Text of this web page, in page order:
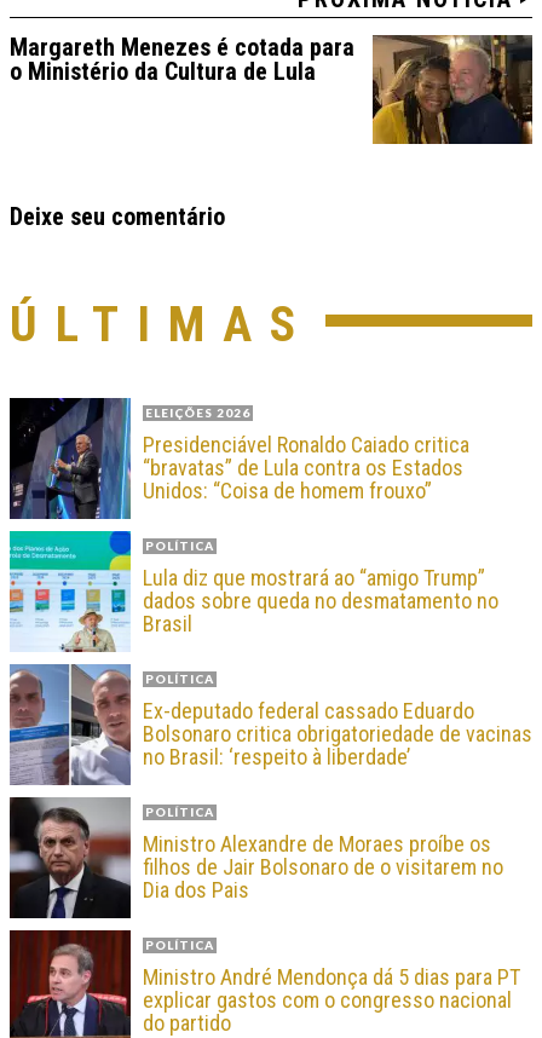
Margareth Menezes é cotada para
o Ministério da Cultura de Lula
Deixe seu comentário
ÚLTIMAS
ELEIÇÕES 2026
Presidenciável Ronaldo Caiado critica
“bravatas” de Lula contra os Estados
Unidos: “Coisa de homem frouxo”
POLÍTICA
Lula diz que mostrará ao “amigo Trump”
dados sobre queda no desmatamento no
Brasil
POLÍTICA
Ex-deputado federal cassado Eduardo
Bolsonaro critica obrigatoriedade de vacinas
no Brasil: ‘respeito à liberdade’
POLÍTICA
Ministro Alexandre de Moraes proíbe os
filhos de Jair Bolsonaro de o visitarem no
Dia dos Pais
POLÍTICA
Ministro André Mendonça dá 5 dias para PT
explicar gastos com o congresso nacional
do partido